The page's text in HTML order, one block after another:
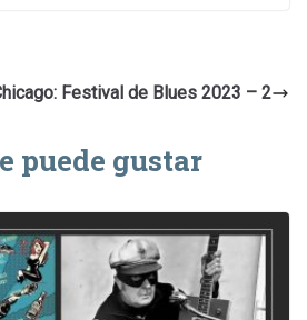
Festival de Blues 2023 – 2
puede gustar